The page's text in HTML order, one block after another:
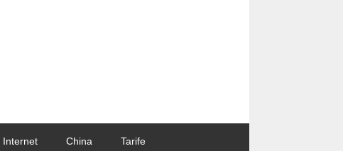
Internet China Tarife